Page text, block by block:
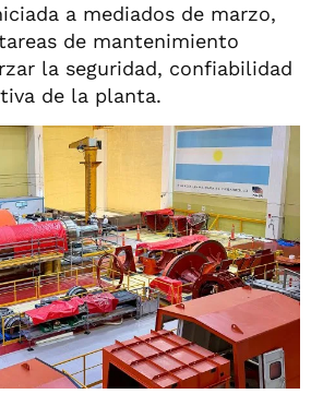
a mediados de marzo,
de mantenimiento
la seguridad, confiabilidad
de la planta.